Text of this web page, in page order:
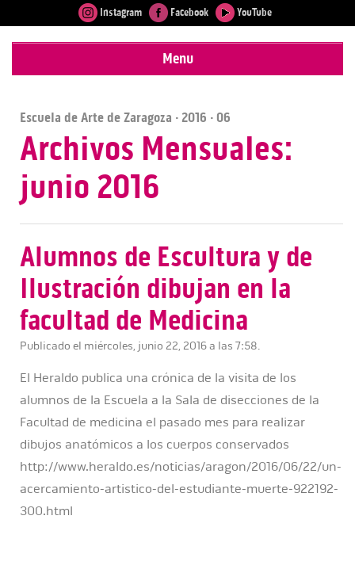
Instagram Facebook YouTube
Menu
Escuela de Arte de Zaragoza · 2016 · 06
Archivos Mensuales:
junio 2016
Alumnos de Escultura y de
Ilustración dibujan en la
facultad de Medicina
Publicado el miércoles, junio 22, 2016 a las 7:58.
El Heraldo publica una crónica de la visita de los
alumnos de la Escuela a la Sala de disecciones de la
Facultad de medicina el pasado mes para realizar
dibujos anatómicos a los cuerpos conservados
http://www.heraldo.es/noticias/aragon/2016/06/22/un-
acercamiento-artistico-del-estudiante-muerte-922192-
300.html